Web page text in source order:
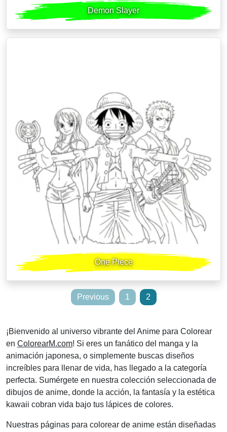
Demon Slayer
One Piece
Previous 1 2
¡Bienvenido al universo vibrante del Anime para Colorear
en ColorearM.com! Si eres un fanático del manga y la
animación japonesa, o simplemente buscas diseños
increíbles para llenar de vida, has llegado a la categoría
perfecta. Sumérgete en nuestra colección seleccionada de
dibujos de anime, donde la acción, la fantasía y la estética
kawaii cobran vida bajo tus lápices de colores.
Nuestras páginas para colorear de anime están diseñadas